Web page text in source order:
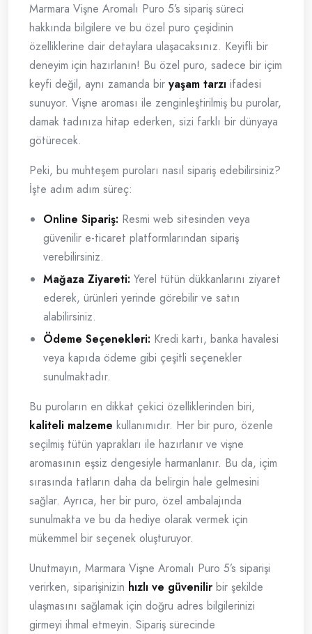
Marmara Vişne Aromalı Puro 5’s sipariş süreci
hakkında bilgilere ve bu özel puro çeşidinin
özelliklerine dair detaylara ulaşacaksınız. Keyifli bir
deneyim için hazırlanın! Bu özel puro, sadece bir içim
keyfi değil, aynı zamanda bir yaşam tarzı ifadesi
sunuyor. Vişne aroması ile zenginleştirilmiş bu purolar,
damak tadınıza hitap ederken, sizi farklı bir dünyaya
götürecek.
Peki, bu muhteşem puroları nasıl sipariş edebilirsiniz?
İşte adım adım süreç:
Online Sipariş: Resmi web sitesinden veya
güvenilir e-ticaret platformlarından sipariş
verebilirsiniz.
Mağaza Ziyareti: Yerel tütün dükkanlarını ziyaret
ederek, ürünleri yerinde görebilir ve satın
alabilirsiniz.
Ödeme Seçenekleri: Kredi kartı, banka havalesi
veya kapıda ödeme gibi çeşitli seçenekler
sunulmaktadır.
Bu puroların en dikkat çekici özelliklerinden biri,
kaliteli malzeme kullanımıdır. Her bir puro, özenle
seçilmiş tütün yaprakları ile hazırlanır ve vişne
aromasının eşsiz dengesiyle harmanlanır. Bu da, içim
sırasında tatların daha da belirgin hale gelmesini
sağlar. Ayrıca, her bir puro, özel ambalajında
sunulmakta ve bu da hediye olarak vermek için
mükemmel bir seçenek oluşturuyor.
Unutmayın, Marmara Vişne Aromalı Puro 5’s siparişi
verirken, siparişinizin hızlı ve güvenilir bir şekilde
ulaşmasını sağlamak için doğru adres bilgilerinizi
girmeyi ihmal etmeyin. Sipariş sürecinde